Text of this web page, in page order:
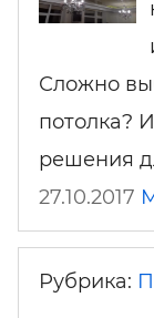
Сложно
потолка?
решения
27.10.2017
Рубрика: